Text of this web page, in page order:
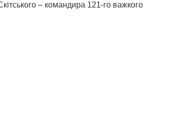
– командира 121-го важкого